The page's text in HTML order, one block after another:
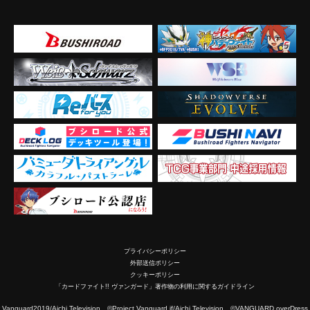
プライバシーポリシー
外部送信ポリシー
クッキーポリシー
「カードファイト!! ヴァンガード」著作物の利用に関するガイドライン
Aichi Television ©Project Vanguard if/Aichi Television ©VANGUARD